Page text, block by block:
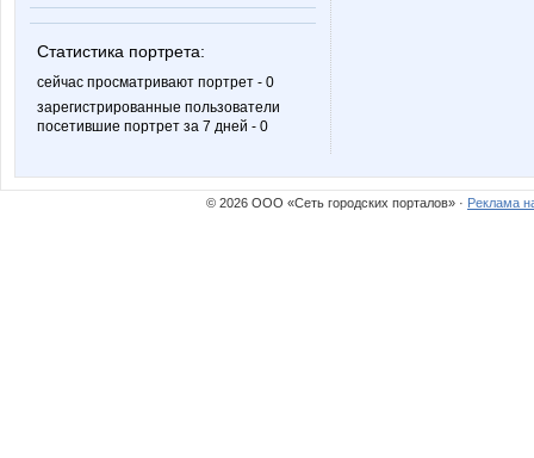
Статистика портрета:
сейчас просматривают портрет - 0
зарегистрированные пользователи
посетившие портрет за 7 дней - 0
© 2026 ООО «Сеть городских порталов» · Реклама